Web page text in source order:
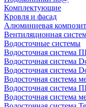
Комплектующие
Кровля и фасад
Алюминиевая
Вентиляционная
Водосточные системы
Водосточная система
Водосточная система
Водосточная система
Водосточная система
Водосточная система
Водосточная система